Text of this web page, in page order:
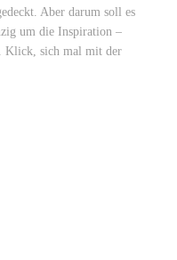
Aber darum soll es
um die Inspiration –
Klick, sich mal mit der